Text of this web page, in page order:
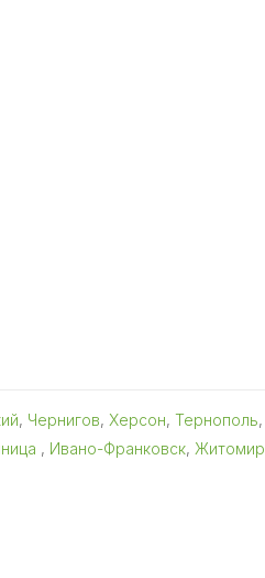
, Чернигов, Херсон, Тернополь,
, Ивано-Франковск, Житомир